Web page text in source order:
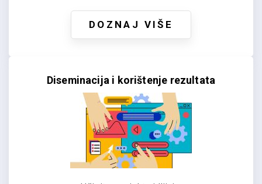
DOZNAJ VIŠE
Diseminacija i korištenje rezultata